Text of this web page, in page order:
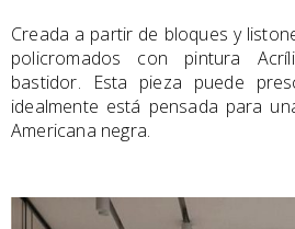
Creada a partir de bloques y
policromados con pintura
bastidor. Esta pieza puede
idealmente está pensada para
Americana negra.